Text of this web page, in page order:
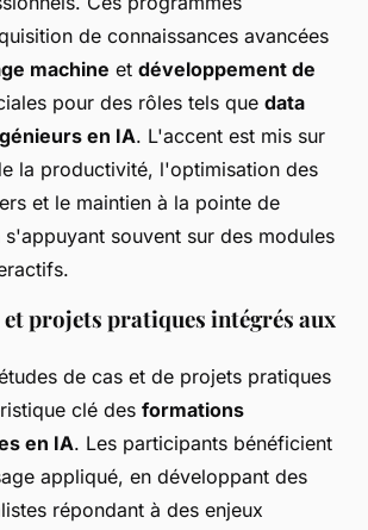
de connaissances avancées
machine et développement de
pour des rôles tels que data
en IA. L'accent est mis sur
la productivité, l'optimisation des
et le maintien à la pointe de
souvent sur des modules
et projets pratiques intégrés aux
de cas et de projets pratiques
clé des formations
en IA. Les participants bénéficient
appliqué, en développant des
répondant à des enjeux